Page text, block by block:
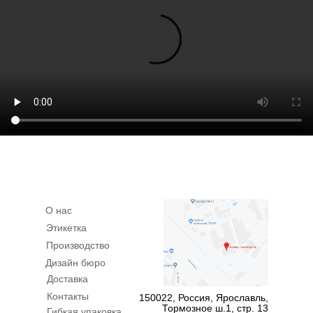
Смотреть все дизайны
О нас
Этикетка
Производство
Дизайн бюро
Доставка
Контакты
150022, Россия, Ярославль,
Тормозное ш.1, стр. 13